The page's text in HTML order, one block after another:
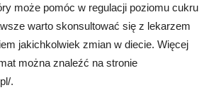
może pomóc w regulacji poziomu cukru
warto skonsultować się z lekarzem
jakichkolwiek zmian w diecie. Więcej
można znaleźć na stronie
.